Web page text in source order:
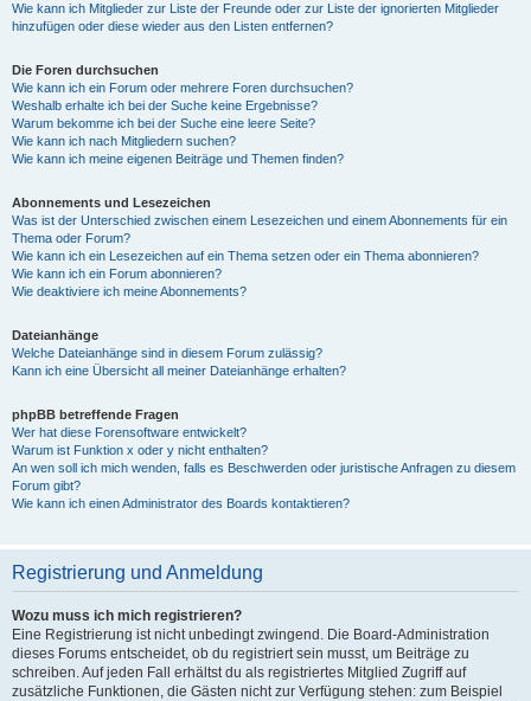
Wie kann ich Mitglieder zur Liste der Freunde oder zur Liste der ignorierten Mitglieder
hinzufügen oder diese wieder aus den Listen entfernen?
Die Foren durchsuchen
Wie kann ich ein Forum oder mehrere Foren durchsuchen?
Weshalb erhalte ich bei der Suche keine Ergebnisse?
Warum bekomme ich bei der Suche eine leere Seite?
Wie kann ich nach Mitgliedern suchen?
Wie kann ich meine eigenen Beiträge und Themen finden?
Abonnements und Lesezeichen
Was ist der Unterschied zwischen einem Lesezeichen und einem Abonnements für ein
Thema oder Forum?
Wie kann ich ein Lesezeichen auf ein Thema setzen oder ein Thema abonnieren?
Wie kann ich ein Forum abonnieren?
Wie deaktiviere ich meine Abonnements?
Dateianhänge
Welche Dateianhänge sind in diesem Forum zulässig?
Kann ich eine Übersicht all meiner Dateianhänge erhalten?
phpBB betreffende Fragen
Wer hat diese Forensoftware entwickelt?
Warum ist Funktion x oder y nicht enthalten?
An wen soll ich mich wenden, falls es Beschwerden oder juristische Anfragen zu diesem
Forum gibt?
Wie kann ich einen Administrator des Boards kontaktieren?
Registrierung und Anmeldung
Wozu muss ich mich registrieren?
Eine Registrierung ist nicht unbedingt zwingend. Die Board-Administration
dieses Forums entscheidet, ob du registriert sein musst, um Beiträge zu
schreiben. Auf jeden Fall erhältst du als registriertes Mitglied Zugriff auf
zusätzliche Funktionen, die Gästen nicht zur Verfügung stehen: zum Beispiel